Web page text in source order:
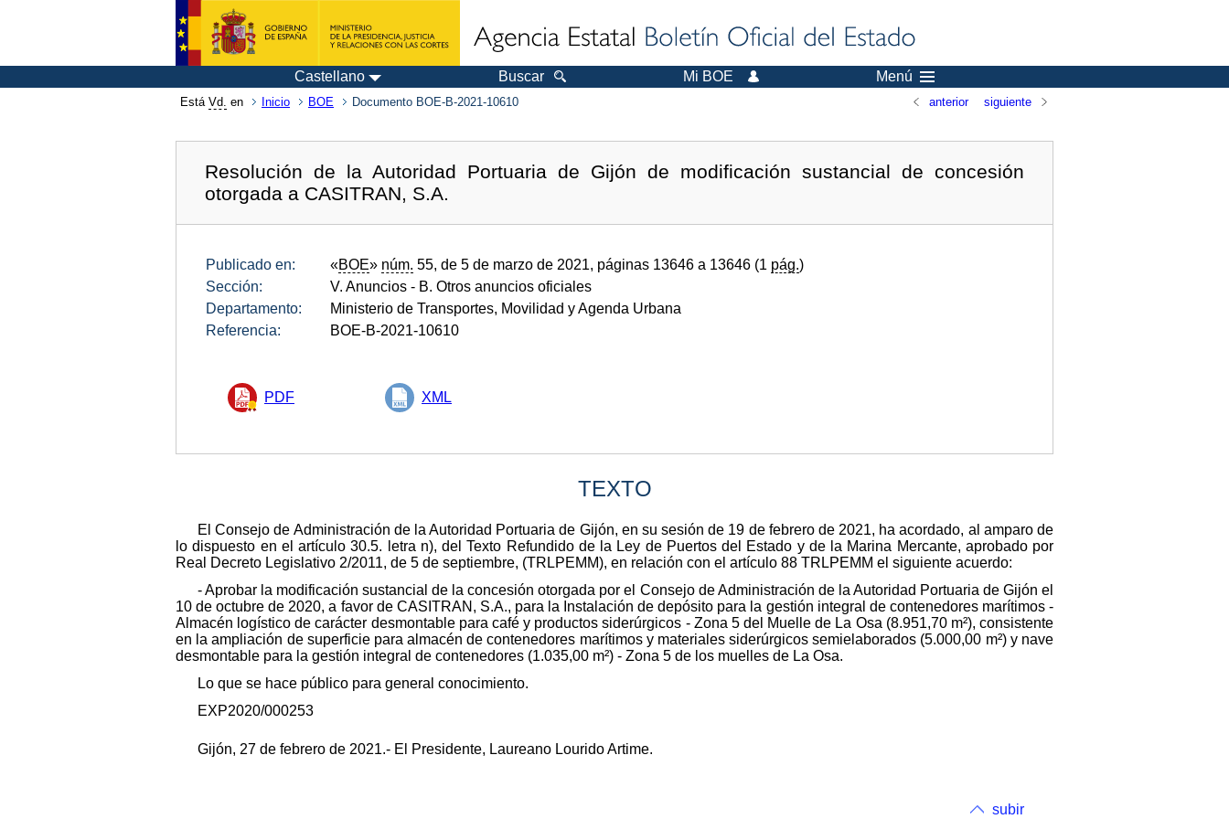
Castellano Buscar Mi BOE Menú
Está Vd. en Inicio BOE Documento BOE-B-2021-10610 anterior siguiente
Resolución de la Autoridad Portuaria de Gijón de modificación sustancial de concesión
otorgada a CASITRAN, S.A.
Publicado en: «BOE» núm. 55, de 5 de marzo de 2021, páginas 13646 a 13646 (1 pág.)
Sección:
V. Anuncios - B. Otros anuncios oficiales
Departamento:
Ministerio de Transportes, Movilidad y Agenda Urbana
Referencia:
BOE-B-2021-10610
PDF XML
TEXTO
El Consejo de Administración de la Autoridad Portuaria de Gijón, en su sesión de 19 de febrero de 2021, ha acordado, al amparo de
lo dispuesto en el artículo 30.5. letra n), del Texto Refundido de la Ley de Puertos del Estado y de la Marina Mercante, aprobado por
Real Decreto Legislativo 2/2011, de 5 de septiembre, (TRLPEMM), en relación con el artículo 88 TRLPEMM el siguiente acuerdo:
- Aprobar la modificación sustancial de la concesión otorgada por el Consejo de Administración de la Autoridad Portuaria de Gijón el
10 de octubre de 2020, a favor de CASITRAN, S.A., para la Instalación de depósito para la gestión integral de contenedores marítimos -
Almacén logístico de carácter desmontable para café y productos siderúrgicos - Zona 5 del Muelle de La Osa (8.951,70 m²), consistente
en la ampliación de superficie para almacén de contenedores marítimos y materiales siderúrgicos semielaborados (5.000,00 m²) y nave
desmontable para la gestión integral de contenedores (1.035,00 m²) - Zona 5 de los muelles de La Osa.
Lo que se hace público para general conocimiento.
EXP2020/000253
Gijón, 27 de febrero de 2021.- El Presidente, Laureano Lourido Artime.
subir